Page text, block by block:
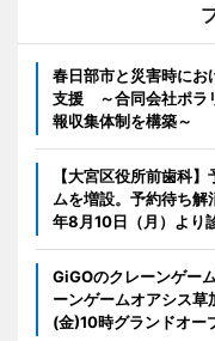
春日部市と災害時にお
支援 ～合同会社ポラ
報収集体制を構築～
【大宮区役所前歯科
ムを増設。予約待ち
年8月10日（月）より
GiGOのクレーンゲー
ーンゲームオアシス
(金)10時グランドオー